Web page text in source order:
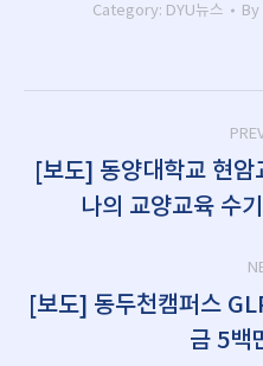
Category: DYU뉴스 By
navigation
[보도] 동양대학교 현
나의 교양교육 수
[보도] 동두천캠퍼스
금 5백